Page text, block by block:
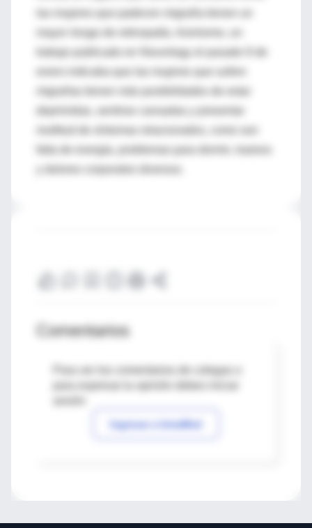
las mujeres que padecen migraña tienen un
mayor riesgo de retinopatía. Asimismo, un
trabajo publicado en Neurology el pasado 9 de
migrañas tienen más posibilidades de estar
falta de energía, problemas para dormir, mareos
Comentarios
Para ver los comentarios de colegas o
Ingresar a IntraMed